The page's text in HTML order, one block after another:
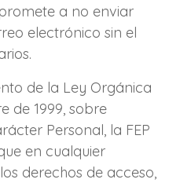
a no enviar
electrónico sin el
de la Ley Orgánica
de 1999, sobre
Personal, la FEP
en cualquier
derechos de acceso,